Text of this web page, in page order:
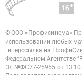
© ООО «Профисинема»
использовании любых
гиперссылка на
Федеральном Агентстве
Эл.№ФС77-25955 от